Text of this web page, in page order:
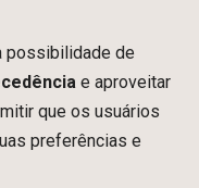
possibilidade de
e aproveitar
que os usuários
preferências e